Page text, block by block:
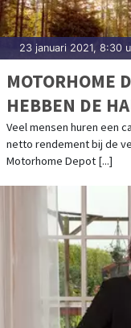
23 januari 2021, 8:30
MOTORHOME
HEBBEN DE
Veel mensen huren een
netto rendement bij de
Motorhome Depot [...]